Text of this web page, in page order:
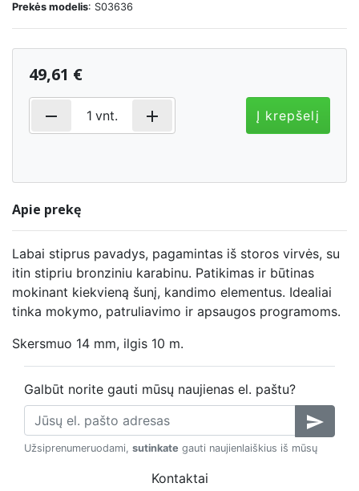
Prekės modelis: S03636
49,61 €
remove 1 vnt. add Į krepšelį
Apie prekę
Labai stiprus pavadys, pagamintas iš storos virvės, su
itin stipriu bronziniu karabinu. Patikimas ir būtinas
mokinant kiekvieną šunį, kandimo elementus. Idealiai
tinka mokymo, patruliavimo ir apsaugos programoms.
Skersmuo 14 mm, ilgis 10 m.
Galbūt norite gauti mūsų naujienas el. paštu?
send
Užsiprenumeruodami, sutinkate gauti naujienlaiškius iš mūsų
Kontaktai